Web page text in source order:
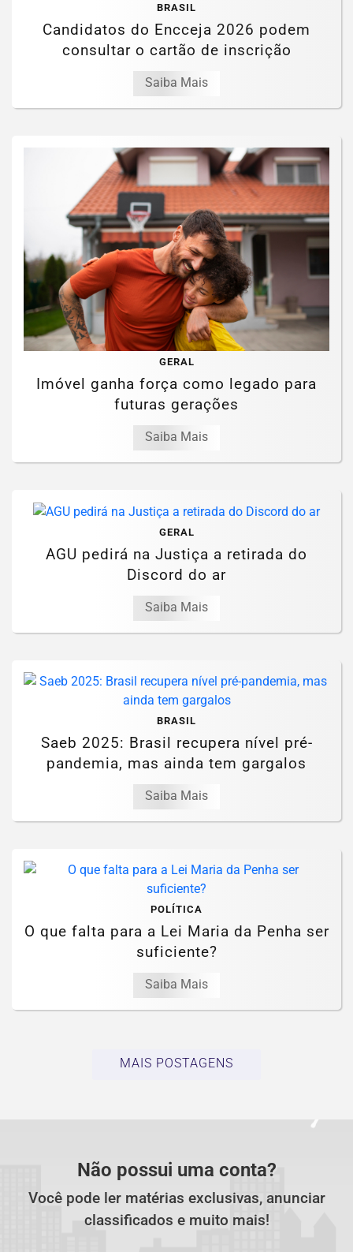
BRASIL
Candidatos do Encceja 2026 podem
consultar o cartão de inscrição
Saiba Mais
GERAL
Imóvel ganha força como legado para
futuras gerações
Saiba Mais
GERAL
AGU pedirá na Justiça a retirada do
Discord do ar
Saiba Mais
BRASIL
Saeb 2025: Brasil recupera nível pré-
pandemia, mas ainda tem gargalos
Saiba Mais
POLÍTICA
O que falta para a Lei Maria da Penha ser
suficiente?
Saiba Mais
MAIS POSTAGENS
Não possui uma conta?
Você pode ler matérias exclusivas, anunciar
classificados e muito mais!